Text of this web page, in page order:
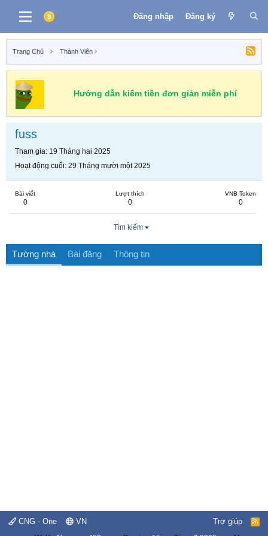
Đăng nhập Đăng ký
Trang Chủ Thành Viên
Hướng dẫn kiếm tiền đơn giản miễn phí
fuss
Tham gia 19 Tháng hai 2025
Hoạt động cuối 29 Tháng mười một 2025
Bài viết
0
Lượt thích
0
VNB Token
0
Tìm kiếm
Tường nhà Bài đăng Thông tin
CNG - One VN Trợ giúp
R